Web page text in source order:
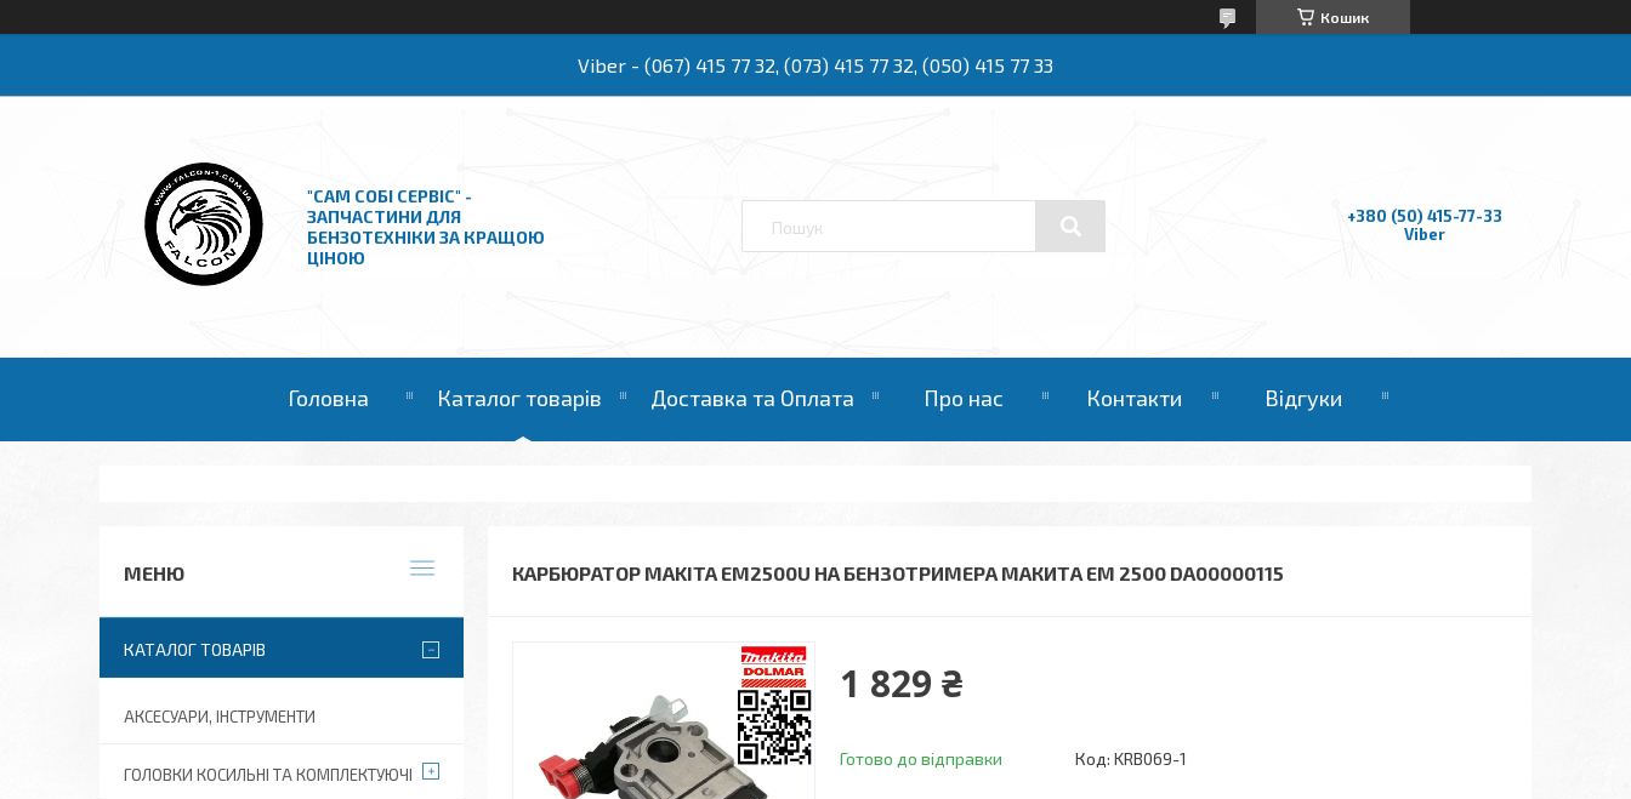
Кошик
Viber - (067) 415 77 32, (073) 415 77 32, (050) 415 77 33
"САМ СОБІ СЕРВІС" -
ЗАПЧАСТИНИ ДЛЯ
БЕНЗОТЕХНІКИ ЗА КРАЩОЮ
ЦІНОЮ
+380 (50) 415-77-33
Viber
Головна Каталог товарів Доставка та Оплата Про нас Контакти Відгуки
КАРБЮРАТОР MAKITA EM2500U НА БЕНЗОТРИМЕРА МАКИТА ЕМ 2500 DA00000115
1 829 ₴
Готово до відправки Код: KRB069-1
КАТАЛОГ ТОВАРІВ
АКСЕСУАРИ, ІНСТРУМЕНТИ
ГОЛОВКИ КОСИЛЬНІ ТА КОМПЛЕКТУЮЧІ